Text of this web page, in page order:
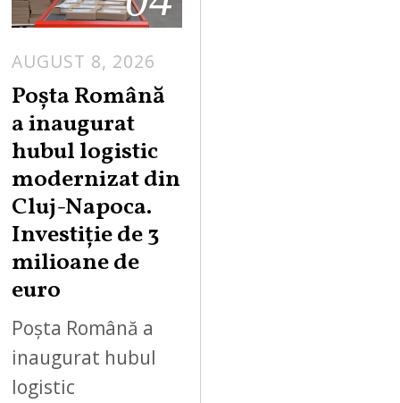
AUGUST 8, 2026
Poșta Română
a inaugurat
hubul logistic
modernizat din
Cluj-Napoca.
Investiție de 3
milioane de
euro
Poșta Română a
inaugurat hubul
logistic